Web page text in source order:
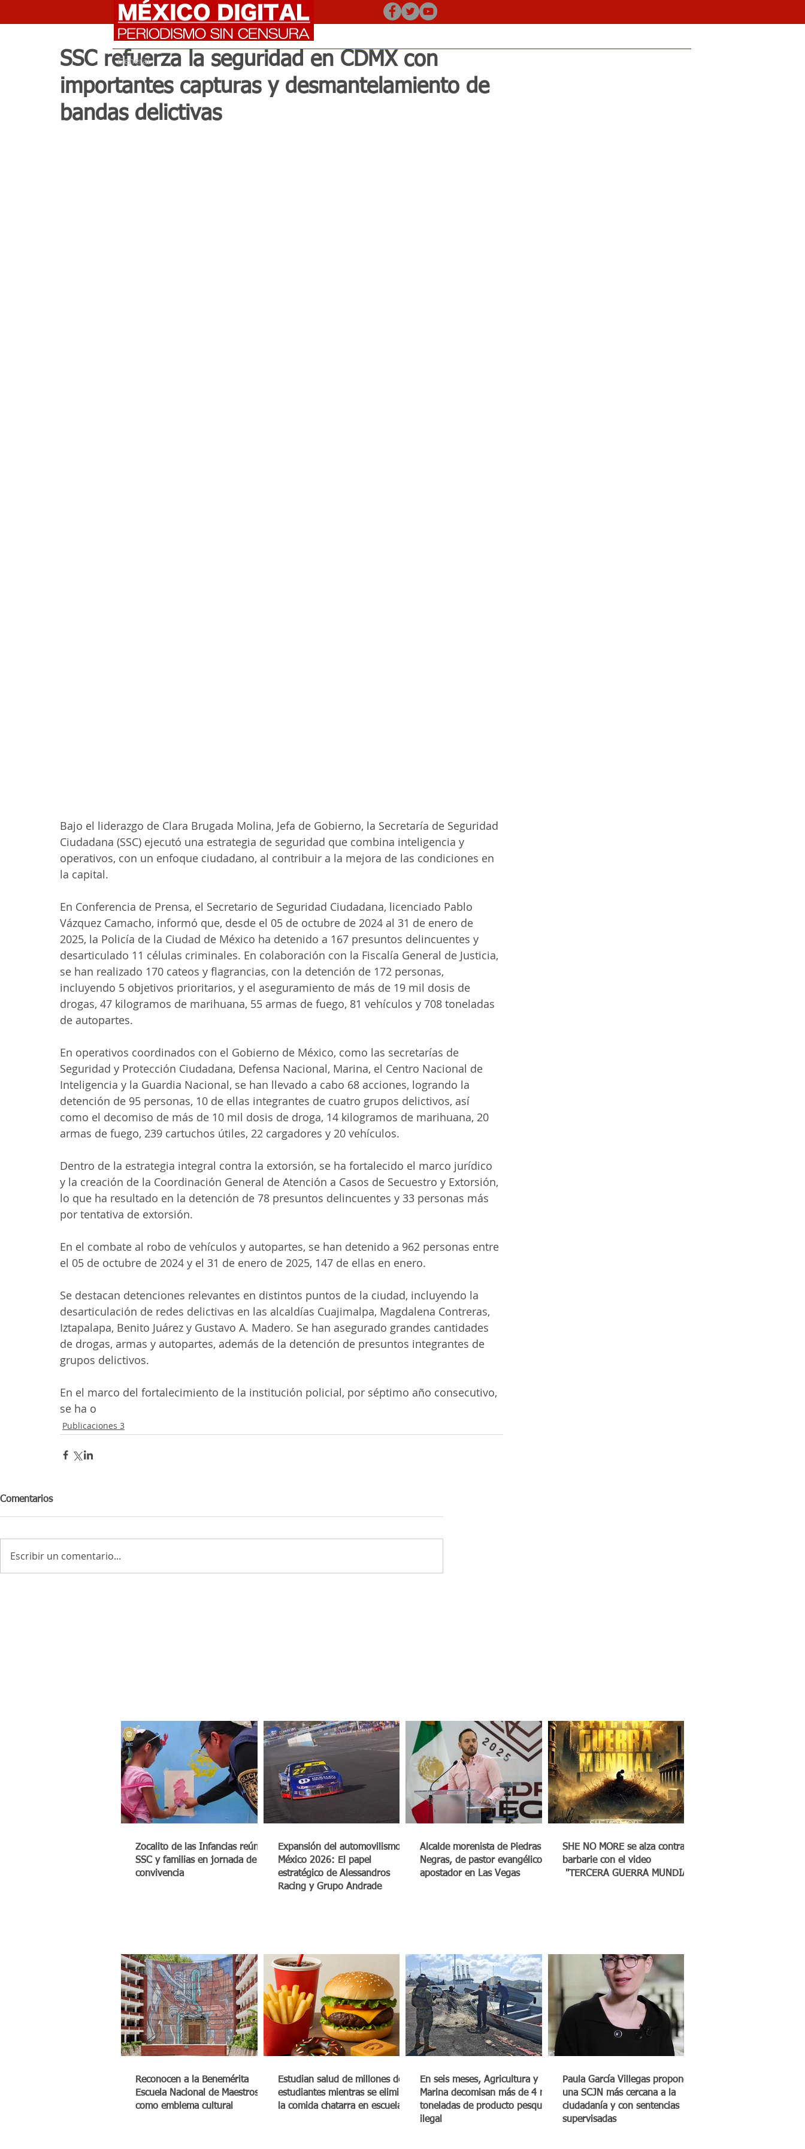
General
SSC refuerza la seguridad en CDMX con
importantes capturas y desmantelamiento de
bandas delictivas
Bajo el liderazgo de Clara Brugada Molina, Jefa de Gobierno, la Secretaría de Seguridad
Ciudadana (SSC) ejecutó una estrategia de seguridad que combina inteligencia y
operativos, con un enfoque ciudadano, al contribuir a la mejora de las condiciones en
la capital.
En Conferencia de Prensa, el Secretario de Seguridad Ciudadana, licenciado Pablo
Vázquez Camacho, informó que, desde el 05 de octubre de 2024 al 31 de enero de
2025, la Policía de la Ciudad de México ha detenido a 167 presuntos delincuentes y
desarticulado 11 células criminales. En colaboración con la Fiscalía General de Justicia,
se han realizado 170 cateos y flagrancias, con la detención de 172 personas,
incluyendo 5 objetivos prioritarios, y el aseguramiento de más de 19 mil dosis de
drogas, 47 kilogramos de marihuana, 55 armas de fuego, 81 vehículos y 708 toneladas
de autopartes.
En operativos coordinados con el Gobierno de México, como las secretarías de
Seguridad y Protección Ciudadana, Defensa Nacional, Marina, el Centro Nacional de
Inteligencia y la Guardia Nacional, se han llevado a cabo 68 acciones, logrando la
detención de 95 personas, 10 de ellas integrantes de cuatro grupos delictivos, así
como el decomiso de más de 10 mil dosis de droga, 14 kilogramos de marihuana, 20
armas de fuego, 239 cartuchos útiles, 22 cargadores y 20 vehículos.
Dentro de la estrategia integral contra la extorsión, se ha fortalecido el marco jurídico
y la creación de la Coordinación General de Atención a Casos de Secuestro y Extorsión,
lo que ha resultado en la detención de 78 presuntos delincuentes y 33 personas más
por tentativa de extorsión.
En el combate al robo de vehículos y autopartes, se han detenido a 962 personas entre
el 05 de octubre de 2024 y el 31 de enero de 2025, 147 de ellas en enero.
Se destacan detenciones relevantes en distintos puntos de la ciudad, incluyendo la
desarticulación de redes delictivas en las alcaldías Cuajimalpa, Magdalena Contreras,
Iztapalapa, Benito Juárez y Gustavo A. Madero. Se han asegurado grandes cantidades
de drogas, armas y autopartes, además de la detención de presuntos integrantes de
grupos delictivos.
En el marco del fortalecimiento de la institución policial, por séptimo año consecutivo,
se ha o
Publicaciones 3
Comentarios
Escribir un comentario...
Zocalito de las Infancias reúne a
SSC y familias en jornada de
convivencia
Expansión del automovilismo en
México 2026: El papel
estratégico de Alessandros
Racing y Grupo Andrade
Alcalde morenista de Piedras
Negras, de pastor evangélico a
apostador en Las Vegas
SHE NO MORE se alza contra la
barbarie con el video
"TERCERA GUERRA MUNDIAL"
Reconocen a la Benemérita
Escuela Nacional de Maestros
como emblema cultural
Estudian salud de millones de
estudiantes mientras se elimina
la comida chatarra en escuelas
En seis meses, Agricultura y
Marina decomisan más de 4 mil
toneladas de producto pesquero
ilegal
Paula García Villegas propone
una SCJN más cercana a la
ciudadanía y con sentencias
supervisadas